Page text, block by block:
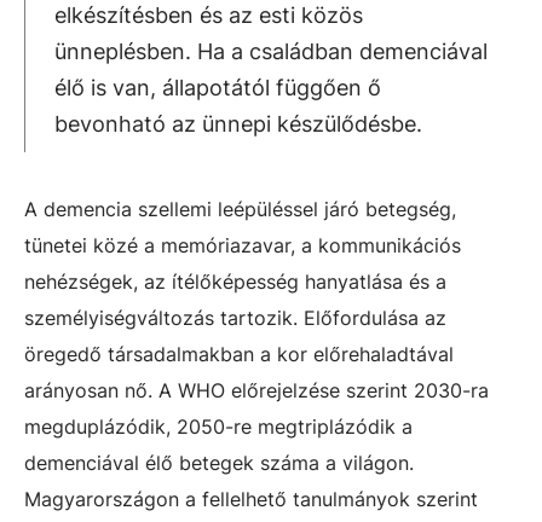
elkészítésben és az esti közös
ünneplésben. Ha a családban demenciával
élő is van, állapotától függően ő
bevonható az ünnepi készülődésbe.
A demencia szellemi leépüléssel járó betegség,
tünetei közé a memóriazavar, a kommunikációs
nehézségek, az ítélőképesség hanyatlása és a
személyiségváltozás tartozik. Előfordulása az
öregedő társadalmakban a kor előrehaladtával
arányosan nő. A WHO előrejelzése szerint 2030-ra
megduplázódik, 2050-re megtriplázódik a
demenciával élő betegek száma a világon.
Magyarországon a fellelhető tanulmányok szerint